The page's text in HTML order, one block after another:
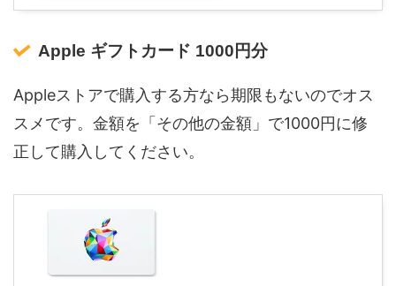
Apple ギフトカード 1000円分
Appleストアで購入する方なら期限もないのでオス
スメです。金額を「その他の金額」で1000円に修
正して購入してください。